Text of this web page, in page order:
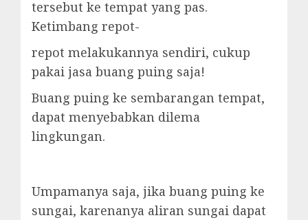
tersebut ke tempat yang pas.
Ketimbang repot-
repot melakukannya sendiri, cukup
pakai jasa buang puing saja!
Buang puing ke sembarangan tempat,
dapat menyebabkan dilema
lingkungan.
Umpamanya saja, jika buang puing ke
sungai, karenanya aliran sungai dapat